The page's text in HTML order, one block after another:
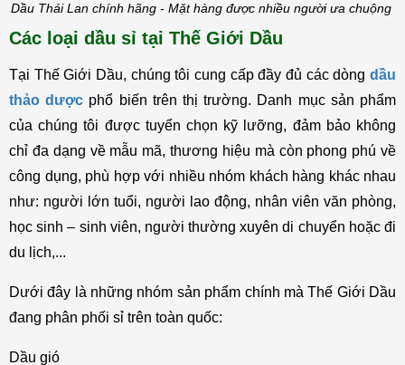
Dầu Thái Lan chính hãng - Mặt hàng được nhiều người ưa chuộng
Các loại dầu sỉ tại Thế Giới Dầu
Tại Thế Giới Dầu, chúng tôi cung cấp đầy đủ các dòng dầu
thảo dược phổ biến trên thị trường. Danh mục sản phẩm
của chúng tôi được tuyển chọn kỹ lưỡng, đảm bảo không
chỉ đa dạng về mẫu mã, thương hiệu mà còn phong phú về
công dụng, phù hợp với nhiều nhóm khách hàng khác nhau
như: người lớn tuổi, người lao động, nhân viên văn phòng,
học sinh – sinh viên, người thường xuyên di chuyển hoặc đi
du lịch,...
Dưới đây là những nhóm sản phẩm chính mà Thế Giới Dầu
đang phân phối sỉ trên toàn quốc:
Dầu gió